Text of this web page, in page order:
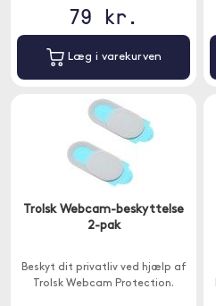
79 kr.
Læg i varekurven
Trolsk Webcam-beskyttelse
2-pak
Beskyt dit privatliv ved hjælp af
Trolsk Webcam Protection.